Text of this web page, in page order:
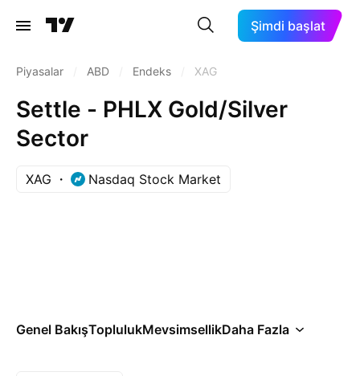
Şimdi başlat
Piyasalar ABD Endeks XAG
Settle - PHLX Gold/Silver
Sector
XAG Nasdaq Stock Market
Genel BakışToplulukMevsimsellikDaha Fazla